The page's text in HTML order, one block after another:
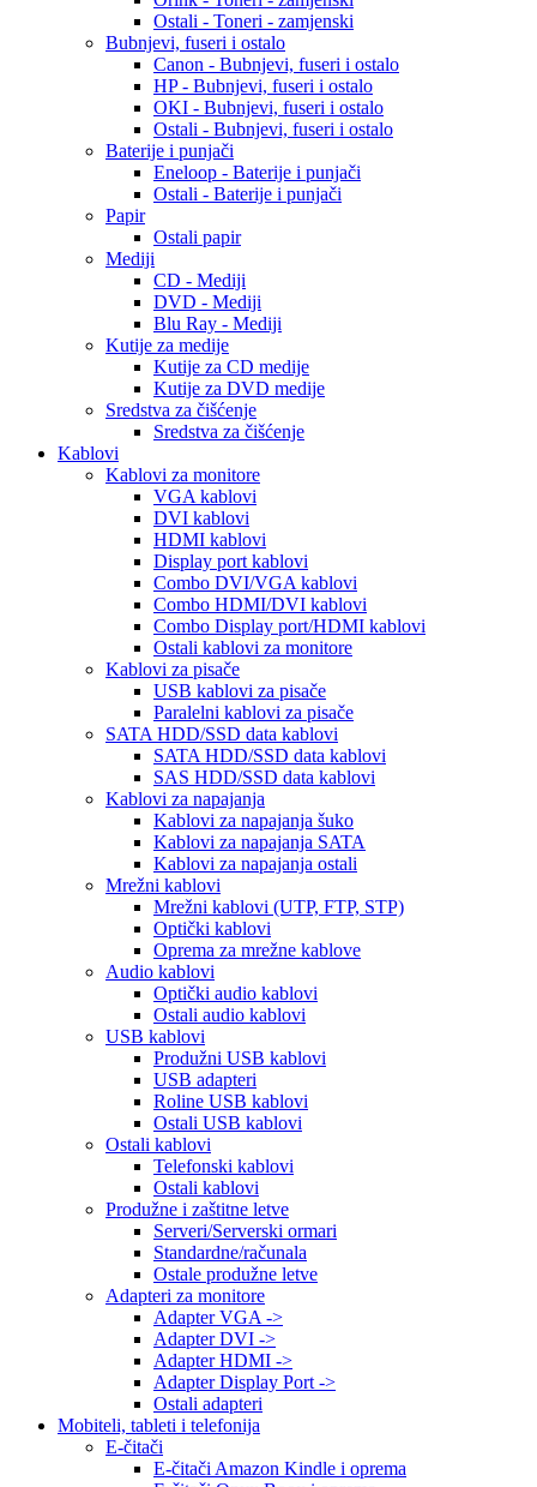
Ostali - Toneri - zamjenski
Bubnjevi, fuseri i ostalo
Canon - Bubnjevi, fuseri i ostalo
HP - Bubnjevi, fuseri i ostalo
OKI - Bubnjevi, fuseri i ostalo
Ostali - Bubnjevi, fuseri i ostalo
Baterije i punjači
Eneloop - Baterije i punjači
Ostali - Baterije i punjači
Papir
Ostali papir
Mediji
CD - Mediji
DVD - Mediji
Blu Ray - Mediji
Kutije za medije
Kutije za CD medije
Kutije za DVD medije
Sredstva za čišćenje
Sredstva za čišćenje
Kablovi
Kablovi za monitore
VGA kablovi
DVI kablovi
HDMI kablovi
Display port kablovi
Combo DVI/VGA kablovi
Combo HDMI/DVI kablovi
Combo Display port/HDMI kablovi
Ostali kablovi za monitore
Kablovi za pisače
USB kablovi za pisače
Paralelni kablovi za pisače
SATA HDD/SSD data kablovi
SATA HDD/SSD data kablovi
SAS HDD/SSD data kablovi
Kablovi za napajanja
Kablovi za napajanja šuko
Kablovi za napajanja SATA
Kablovi za napajanja ostali
Mrežni kablovi
Mrežni kablovi (UTP, FTP, STP)
Optički kablovi
Oprema za mrežne kablove
Audio kablovi
Optički audio kablovi
Ostali audio kablovi
USB kablovi
Produžni USB kablovi
USB adapteri
Roline USB kablovi
Ostali USB kablovi
Ostali kablovi
Telefonski kablovi
Ostali kablovi
Produžne i zaštitne letve
Serveri/Serverski ormari
Standardne/računala
Ostale produžne letve
Adapteri za monitore
Adapter VGA ->
Adapter DVI ->
Adapter HDMI ->
Adapter Display Port ->
Ostali adapteri
Mobiteli, tableti i telefonija
E-čitači
E-čitači Amazon Kindle i oprema